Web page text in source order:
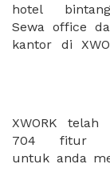
hotel
Sewa office
kantor di
yang kami
XWORK telah
704 fitur
untuk anda
Temukan
lokasi unik
pernah anda